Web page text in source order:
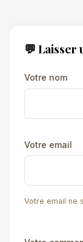
💬 Laisser
Votre nom
Votre email
Votre email ne